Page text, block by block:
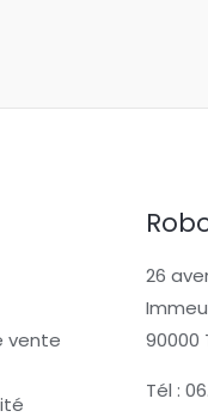
vente
26
90000
Tél :